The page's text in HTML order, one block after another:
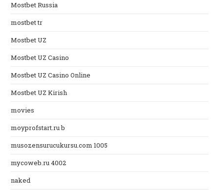
Mostbet Russia
mostbet tr
Mostbet UZ
Mostbet UZ Casino
Mostbet UZ Casino Online
Mostbet UZ Kirish
movies
moyprofstart.ru b
musozensurucukursu.com 1005
mycoweb.ru 4002
naked